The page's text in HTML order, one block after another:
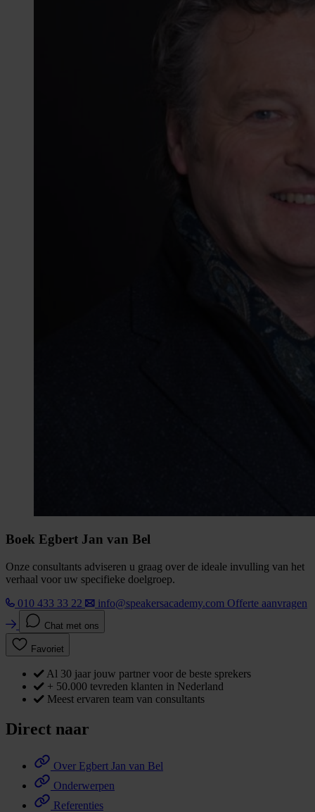
Boek Egbert Jan van Bel
Onze consultants adviseren u graag over de ideale invulling van het
verhaal voor uw specifieke doelgroep.
010 433 33 22
info@speakersacademy.com Offerte aanvragen
Chat met ons
Favoriet
Al 30 jaar jouw partner voor de beste sprekers
+ 50.000 tevreden klanten in Nederland
Meest ervaren team van consultants
Direct naar
Over Egbert Jan van Bel
Onderwerpen
Referenties